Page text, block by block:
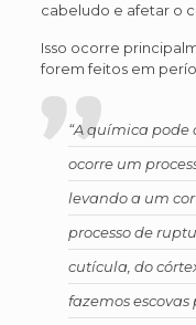
cabeludo e afetar o
Isso ocorre
forem feitos em
“A química
ocorre um
levando a um
processo de
cutícula, do
fazemos